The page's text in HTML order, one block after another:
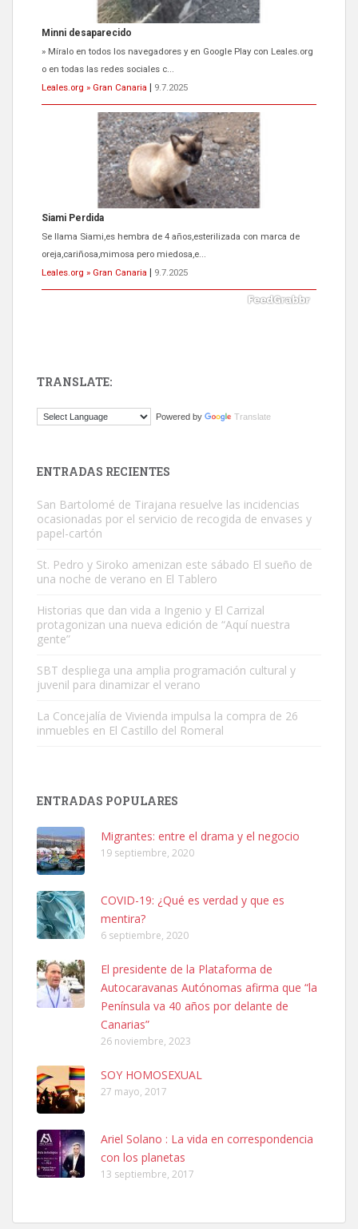
Minni desaparecido
» Míralo en todos los navegadores y en Google Play con Leales.org
o en todas las redes sociales c...
Leales.org » Gran Canaria
9.7.2025
Siami Perdida
Se llama Siami,es hembra de 4 años,esterilizada con marca de
oreja,cariñosa,mimosa pero miedosa,e...
Leales.org » Gran Canaria
9.7.2025
El ayuntamiento se va a llevar a Los Gatos callejeros de la zona los
Este gato macho ha aparecido en la calle hace menos de un mes,
es muy manso y extremadamente cari...
Leales.org » Gran Canaria
Leales.org » Gran Canaria
SHIBA PERDIDO AVDA JOSE MESA Y LOPEZ
PERRO MACHO RAZA SHIBA CON MICROCHIP PERDIDO HOY
06/07/2025 ZONA MESA Y LOPEZ. ES MUY ASUSTADIZO
Leales.org » Gran Canaria
6.7.2025
Ninfa perdida
El día 5 se los perdió una ninfa papillera, asustada tiene miedo a la
calle, se perdió por la zon...
TRANSLATE:
Powered by Translate
ENTRADAS RECIENTES
San Bartolomé de Tirajana resuelve las incidencias
ocasionadas por el servicio de recogida de envases y
papel-cartón
St. Pedro y Siroko amenizan este sábado El sueño de
una noche de verano en El Tablero
Historias que dan vida a Ingenio y El Carrizal
protagonizan una nueva edición de “Aquí nuestra
gente”
SBT despliega una amplia programación cultural y
juvenil para dinamizar el verano
La Concejalía de Vivienda impulsa la compra de 26
inmuebles en El Castillo del Romeral
ENTRADAS POPULARES
Migrantes: entre el drama y el negocio
19 septiembre, 2020
COVID-19: ¿Qué es verdad y que es
mentira?
6 septiembre, 2020
El presidente de la Plataforma de
Autocaravanas Autónomas afirma que “la
Península va 40 años por delante de
Canarias”
26 noviembre, 2023
SOY HOMOSEXUAL
27 mayo, 2017
Ariel Solano : La vida en correspondencia
con los planetas
13 septiembre, 2017